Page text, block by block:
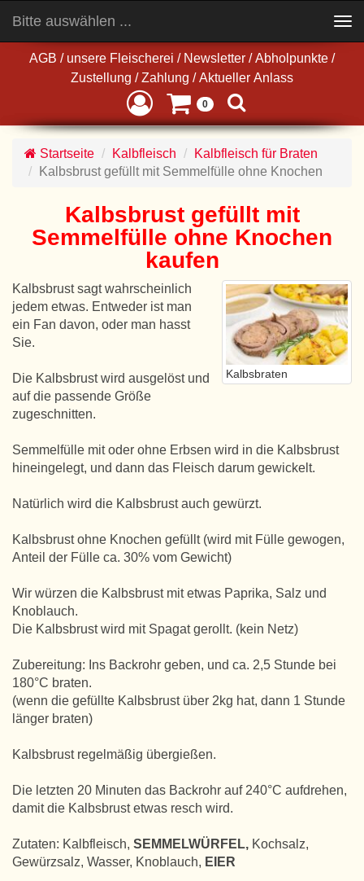
AGB / unsere Fleischerei / Newsletter / Abholpunkte /
Zustellung / Zahlung / Aktueller Anlass
0
Bitte auswählen ...
navigation
Startseite Kalbfleisch
Kalbfleisch für Braten
Kalbsbrust gefüllt mit Semmelfülle ohne Knochen
Kalbsbrust gefüllt mit
Semmelfülle ohne Knochen
kaufen
Kalbsbraten
Kalbsbrust sagt wahrscheinlich
jedem etwas. Entweder ist man
ein Fan davon, oder man hasst
Sie.
Die Kalbsbrust wird ausgelöst und
auf die passende Größe
zugeschnitten.
Semmelfülle mit oder ohne Erbsen wird in die Kalbsbrust
hineingelegt, und dann das Fleisch darum gewickelt.
Natürlich wird die Kalbsbrust auch gewürzt.
Kalbsbrust ohne Knochen gefüllt (wird mit Fülle gewogen,
Anteil der Fülle ca. 30% vom Gewicht)
Wir würzen die Kalbsbrust mit etwas Paprika, Salz und
Knoblauch.
Die Kalbsbrust wird mit Spagat gerollt. (kein Netz)
Zubereitung: Ins Backrohr geben, und ca. 2,5 Stunde bei
180°C braten.
(wenn die gefüllte Kalbsbrust über 2kg hat, dann 1 Stunde
länger braten)
Kalbsbrust regelmäßig übergießen.
Die letzten 20 Minuten das Backrohr auf 240°C aufdrehen,
damit die Kalbsbrust etwas resch wird.
Zutaten: Kalbfleisch, SEMMELWÜRFEL, Kochsalz,
Gewürzsalz, Wasser, Knoblauch, EIER